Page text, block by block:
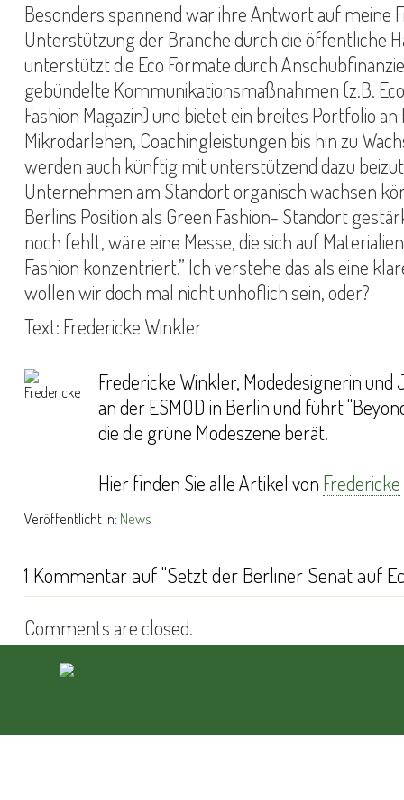
Besonders spannend war ihre Antwort auf meine
Unterstützung der Branche durch die öffentliche
unterstützt die Eco Formate durch
gebündelte Kommunikationsmaßnahmen (z.B.
Fashion Magazin) und bietet ein breites Portfolio
Mikrodarlehen, Coachingleistungen bis hin zu
werden auch künftig mit unterstützend dazu
Unternehmen am Standort organisch wachsen
Berlins Position als Green Fashion- Standort
noch fehlt, wäre eine Messe, die sich auf
Fashion konzentriert.” Ich verstehe das als eine
wollen wir doch mal nicht unhöflich sein, oder?
Text: Fredericke Winkler
Fredericke Winkler, Modedesignerin
an der ESMOD in Berlin und führt
die die grüne Modeszene berät.
Hier finden Sie alle Artikel von Fredericke
Veröffentlicht in:News
1 Kommentar auf "Setzt der Berliner Senat auf
Comments are closed.